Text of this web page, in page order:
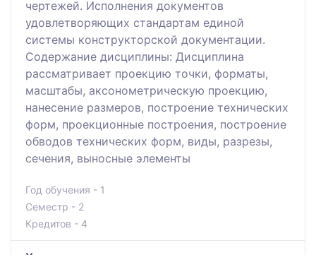
чертежей. Исполнения документов
удовлетворяющих стандартам единой
системы конструкторской документации.
Содержание дисциплины: Дисциплина
рассматривает проекцию точки, форматы,
масштабы, аксонометрическую проекцию,
нанесение размеров, построение технических
форм, проекционные построения, построение
обводов технических форм, виды, разрезы,
сечения, выносные элементы
Год обучения - 1
Семестр - 2
Кредитов - 4